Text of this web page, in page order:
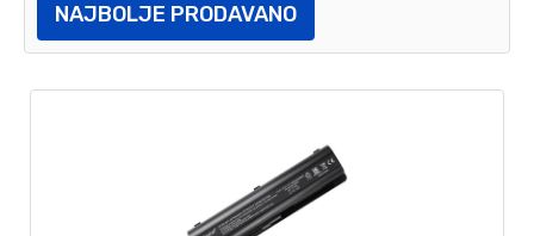
NAJBOLJE PRODAVANO